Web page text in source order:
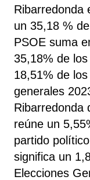
Ribarredonda
un 35,18 %
PSOE suma
35,18% de
18,51% de
generales
Ribarredonda
reúne un
partido
significa un
Elecciones